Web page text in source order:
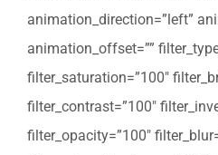
animation_direction=”left”
animation_offset=””
filter_saturation=”100″
filter_contrast=”100″
filter_opacity=”100″